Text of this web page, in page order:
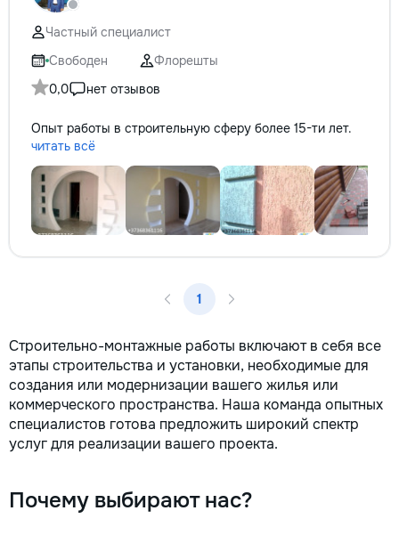
не включается? Не спешите
покупать новую! Спасем ваш
бюджет.
Частный специалист
Свободен
Флорешты
0,0
нет отзывов
Опыт работы в строительную сферу более 15-ти лет.
читать всё
1
Строительно-монтажные работы включают в себя все
этапы строительства и установки, необходимые для
создания или модернизации вашего жилья или
коммерческого пространства. Наша команда опытных
специалистов готова предложить широкий спектр
услуг для реализации вашего проекта.
Почему выбирают нас?